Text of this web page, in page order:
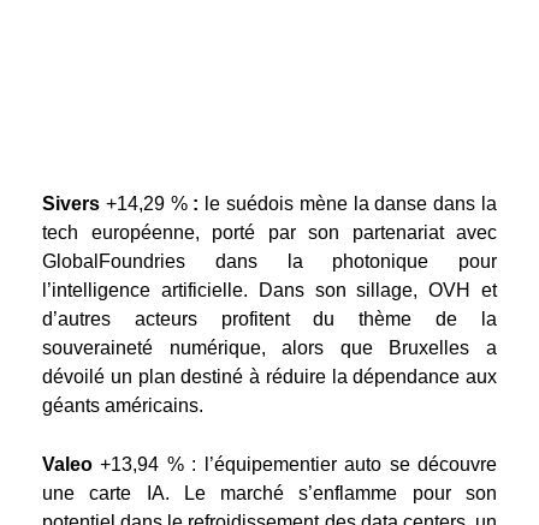
Sivers +14,29 % : le suédois mène la danse dans la
tech européenne, porté par son partenariat avec
GlobalFoundries dans la photonique pour
l’intelligence artificielle. Dans son sillage, OVH et
d’autres acteurs profitent du thème de la
souveraineté numérique, alors que Bruxelles a
dévoilé un plan destiné à réduire la dépendance aux
géants américains.
Valeo+13,94 % : l’équipementier auto se découvre
une carte IA. Le marché s’enflamme pour son